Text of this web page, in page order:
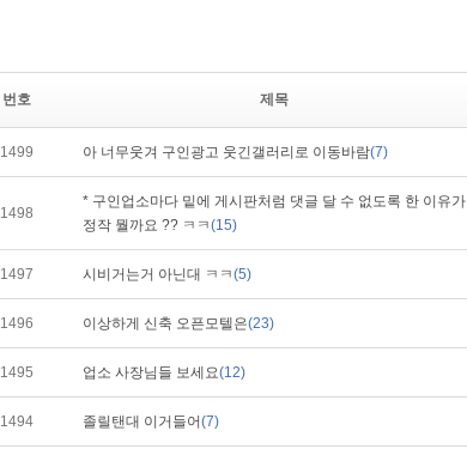
번호 제목
1499 아 너무웃겨 구인광고 웃긴갤러리로 이동바람(7)
1498
* 구인업소마다 밑에 게시판처럼 댓글 달 수 없도록 한 이유가
정작 뭘까요 ?? ㅋㅋ(15)
1497 시비거는거 아닌대 ㅋㅋ(5)
1496 이상하게 신축 오픈모텔은(23)
1495 업소 사장님들 보세요(12)
1494 졸릴탠대 이거들어(7)